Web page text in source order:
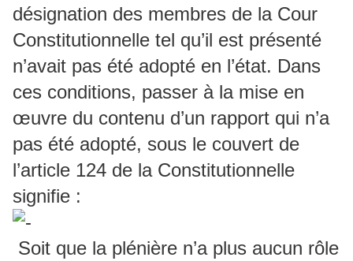
désignation des membres de la Cour
Constitutionnelle tel qu’il est présenté
n’avait pas été adopté en l’état. Dans
ces conditions, passer à la mise en
œuvre du contenu d’un rapport qui n’a
pas été adopté, sous le couvert de
l’article 124 de la Constitutionnelle
signifie :
Soit que la plénière n’a plus aucun rôle